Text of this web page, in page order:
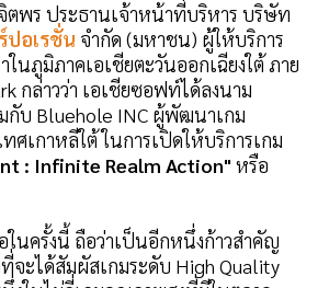
ตพร ประธานเจ้าหน้าที่บริหาร บริษัท
ปอเรชั่น จำกัด (มหาชน) ผู้ให้บริการ
นภูมิภาคเอเชียตะวันออกเฉียงใต้ ภาย
กล่าวว่า เอเชียซอฟท์ได้ลงนาม
กับ Bluehole INC ผู้พัฒนาเกม
ศเกาหลีใต้ ในการเปิดให้บริการเกม
: Infinite Realm Action" หรือ
ในครั้งนี้ ถือว่าเป็นอีกหนึ่งก้าวสำคัญ
ที่จะได้สัมผัสเกมระดับ High Quality